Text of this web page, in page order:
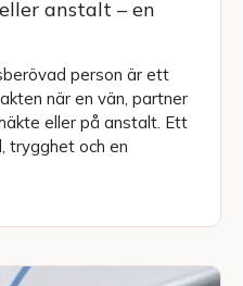
anstalt – en
person är ett
när en vän, partner
eller på anstalt. Ett
trygghet och en